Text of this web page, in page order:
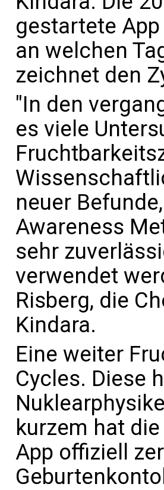
gestartete
an welchen
zeichnet den
"In den
es viele
neuer
Awareness
sehr
verwendet
Risberg, die
Kindara.
Eine weiter
Cycles. Diese
kurzem hat
App offiziell